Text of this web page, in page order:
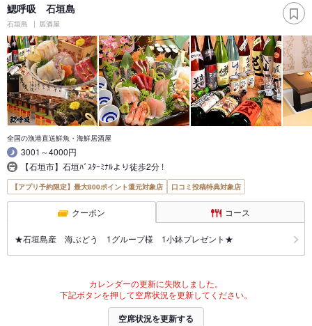
鰓呼吸 石垣島
石垣島 居酒屋
全国の漁港直送鮮魚・海鮮居酒屋
3001～4000円
【石垣市】石垣ﾊﾞｽﾀｰﾐﾅﾙより徒歩2分 !
【アプリ予約限定】最大800ポイント還元対象店 口コミ投稿特典対象店
クーポン コース
★石垣島産 海ぶどう 1グループ様 1小鉢プレゼント★
カレンダーの更新に失敗しました。
下記ボタンを押して空席状況を更新してください。
空席状況を更新する